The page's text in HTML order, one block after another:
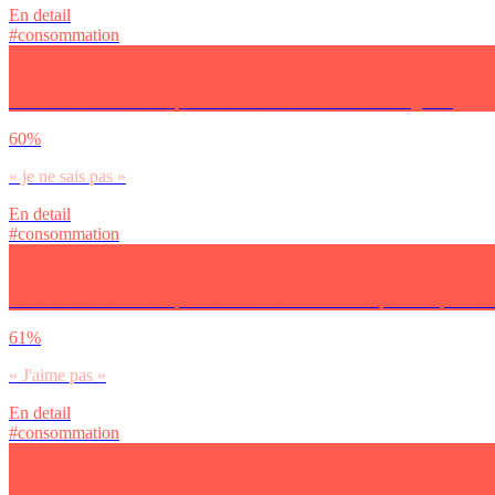
En detail
#consommation
60%
« je ne sais pas »
En detail
#consommation
61%
« J'aime pas »
En detail
#consommation